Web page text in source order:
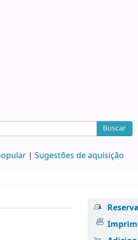
Buscar
Sugestões de aquisição